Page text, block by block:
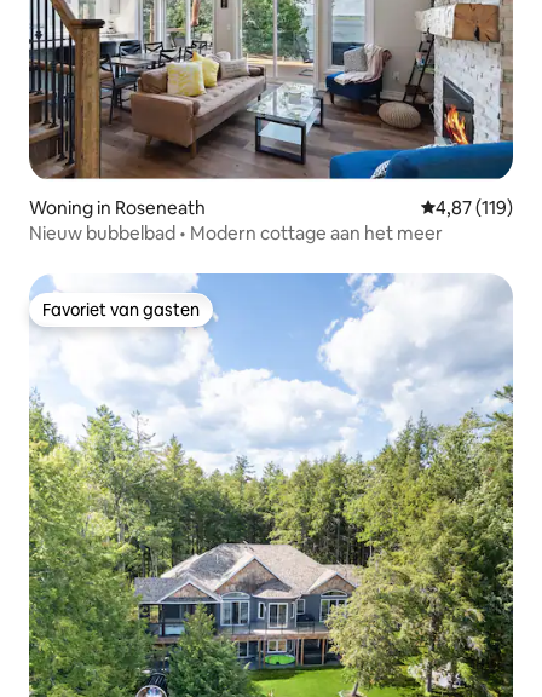
Woning in Roseneath Gemiddelde
4,87 (119)
Nieuw bubbelbad • Modern cottage aan het meer
Favoriet van gasten
Favoriet van gasten